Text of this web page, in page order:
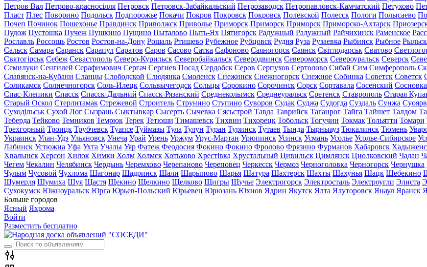
Петров Вал Петрово-красносілля Петровск Петровск-Забайкальский Петрозаводск Петропавловск-Камчатский Петухово
Пласт Плес Поворино Подольск Подпорожье Покачи Покров Покровск Покровск Полевской Полесск Пологи Полысаево
Почеп Починок Пошехонье Правдинск Приволжск Приволье Приморск Приморск Приморск Приморско-Ахтарск
Пудож Пустошка Пучеж Пушкино Пущино Пыталово Пыть-Ях Пятигорск Радужный Радужный Райчихинск Раменское
Рославль Россошь Ростов Ростов-на-Дону Рошаль Ртищево Рубежное Рубцовск Рудня Руза Рузаевка Рыбинск Рыбное Рыльск
Сальск Самара Саранск Сарапул Саратов Саров Сасово Сатка Сафоново Саяногорск Саянск Світлодарськ Сватово
Святогірськ Себеж Севастополь Северо-Курильск Северобайкальск Северодвинск Североморск Североуральск Северск
Семилуки Сенгилей Серафимович Сергач Сергиев Посад Сердобск Серов Серпухов Сертолово Сибай Сим Симферополь
Славянск-на-Кубани Сланцы Слободской Слюдянка Смоленск Снежинск Снежногорск Снежное Собинка Советск Советск
Соликамск Солнечногорск Соль-Илецк Сольвычегодск Сольцы Сорокино Сорочинск Сорск Сортавала Сосенский Сосновка
Спас-Клепики Спасск Спасск-Дальний Спасск-Рязанский Среднеколымск Среднеуральск Сретенск Ставрополь Старая
Старый Оскол Стерлитамак Стрежевой Строитель Струнино Ступино Суворов Судак Суджа Судогда Суздаль Сунжа
Суходільськ Сухой Лог Сызрань Сыктывкар Сысерть Сычевка Сясьстрой Тавда Таврийск Таганрог Тайга Тайшет Талдом
Теберда Тейково Темников Темрюк Терек Тетюши Тимашевск Тихвин Тихорецк Тобольск Тогучин Токмак Тольятти Томари
Трехгорный Троицк Трубчевск Туапсе Туймазы Тула Тулун Туран Туринск Тутаев Тында Тырныауз Тюкалинск Тюмень
Украинск Улан-Удэ Ульяновск Унеча Урай Урень Уржум Урус-Мартан Урюпинск Усинск Усмань Усолье Усолье-Сибирское
Лабинск Устюжна Уфа Ухта Учалы Уяр Фатеж Феодосия Фокино Фокино Фролово Фрязино Фурманов Хабаровск
Хвалынск Херсон Хилок Химки Холм Холмск Хотьково Хрестівка Хрустальный Цивильск Цимлянск Циолковский Чадан
Чегем Чекалин Челябинск Чердынь Черемхово Черепаново Череповец Черкесск Чермоз Черноголовка Черногорск Чернушка
Чулым Чусовой Чухлома Шагонар Шадринск Шали Шарыпово Шарья Шатура Шахтерск Шахты Шахунья Шацк Шебекино
Шумерля Шумиха Шуя Щастя Щекино Щелкино Щелково Щигры Щучье Электрогорск Электросталь Электроугли Элиста
Сухокумск Южноуральск Юрга Юрьев-Польский Юрьевец Юрюзань Юхнов Ядрин Якутск Ялта Ялуторовск Янаул Яранск
Больше городов
Ясный Яхрома
Войти
Разместить бесплатно